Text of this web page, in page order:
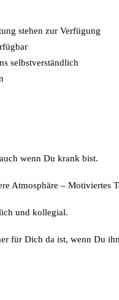
stehen zur Verfügung
selbstverständlich
wenn Du krank bist.
Atmosphäre – Motiviertes
und kollegial.
für Dich da ist, wenn Du